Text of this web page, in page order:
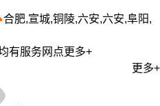
合肥,宣城,铜陵,六安,六安,阜阳,
有服务网点更多+
更多+